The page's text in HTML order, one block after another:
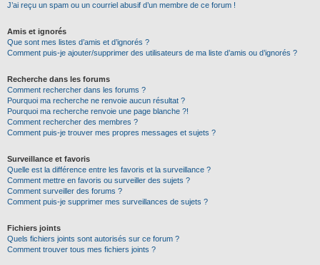
J’ai reçu un spam ou un courriel abusif d’un membre de ce forum !
Amis et ignorés
Que sont mes listes d’amis et d’ignorés ?
Comment puis-je ajouter/supprimer des utilisateurs de ma liste d’amis ou d’ignorés ?
Recherche dans les forums
Comment rechercher dans les forums ?
Pourquoi ma recherche ne renvoie aucun résultat ?
Pourquoi ma recherche renvoie une page blanche ?!
Comment rechercher des membres ?
Comment puis-je trouver mes propres messages et sujets ?
Surveillance et favoris
Quelle est la différence entre les favoris et la surveillance ?
Comment mettre en favoris ou surveiller des sujets ?
Comment surveiller des forums ?
Comment puis-je supprimer mes surveillances de sujets ?
Fichiers joints
Quels fichiers joints sont autorisés sur ce forum ?
Comment trouver tous mes fichiers joints ?